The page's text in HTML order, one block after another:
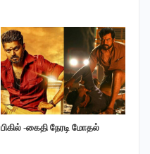
பிகில் -கைதி நேரடி மோதல்